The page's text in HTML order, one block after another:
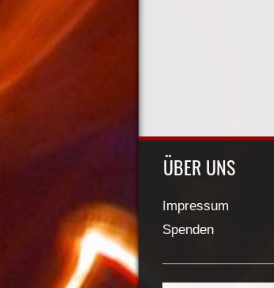
ÜBER UNS
Impressum
Spenden